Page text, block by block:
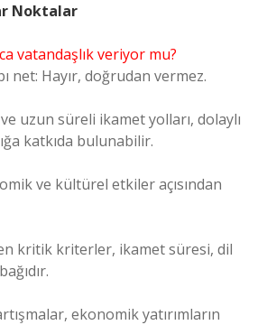
Noktalar
vatandaşlık veriyor mu?
net: Hayır, doğrudan vermez.
ve uzun süreli ikamet yolları, dolaylı
katkıda bulunabilir.
ve kültürel etkiler açısından
kritik kriterler, ikamet süresi, dil
ekonomik yatırımların